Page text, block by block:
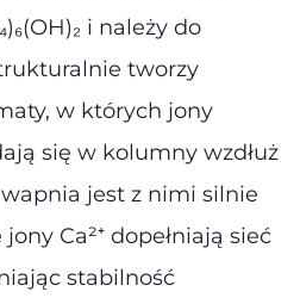
i należy do
tworzy
w których jony
się w kolumny wzdłuż
jest z nimi silnie
Ca²⁺ dopełniają sieć
stabilność